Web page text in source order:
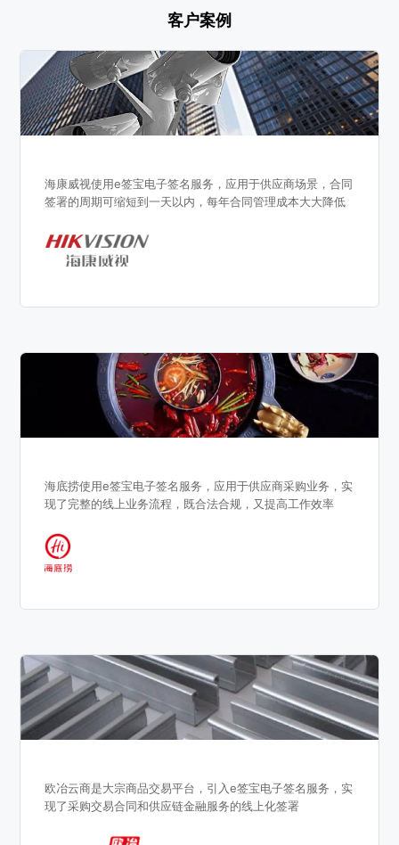
客户案例
海康威视使用e签宝电子签名服务，应用于供应商场景，合同
签署的周期可缩短到一天以内，每年合同管理成本大大降低
海底捞使用e签宝电子签名服务，应用于供应商采购业务，实
现了完整的线上业务流程，既合法合规，又提高工作效率
欧冶云商是大宗商品交易平台，引入e签宝电子签名服务，实
现了采购交易合同和供应链金融服务的线上化签署